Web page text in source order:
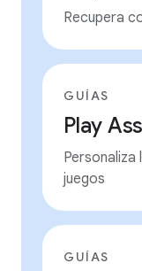
Recupera
GUÍAS
Play
juegos
GUÍAS